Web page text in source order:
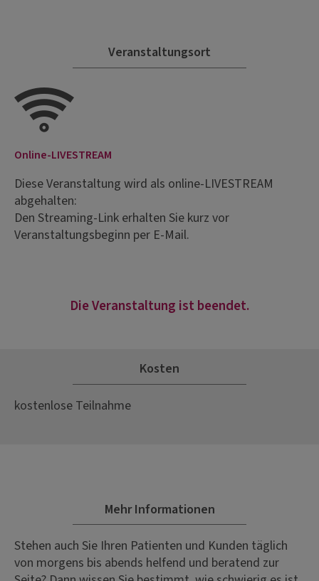
Veranstaltungsort
Online-LIVESTREAM
Diese Veranstaltung wird als online-LIVESTREAM
abgehalten:
Den Streaming-Link erhalten Sie kurz vor
Veranstaltungsbeginn per E-Mail.
Die Veranstaltung ist beendet.
Kosten
kostenlose Teilnahme
Mehr Informationen
Stehen auch Sie Ihren Patienten und Kunden täglich
von morgens bis abends helfend und beratend zur